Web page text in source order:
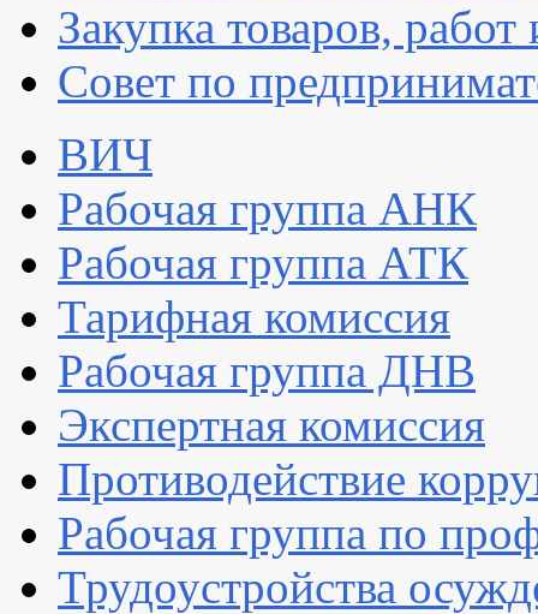
Закупка товаров, работ
Совет по
ВИЧ
Рабочая группа АНК
Рабочая группа АТК
Тарифная комиссия
Рабочая группа ДНВ
Экспертная комиссия
Противодействие
Рабочая группа по
Трудоустройства